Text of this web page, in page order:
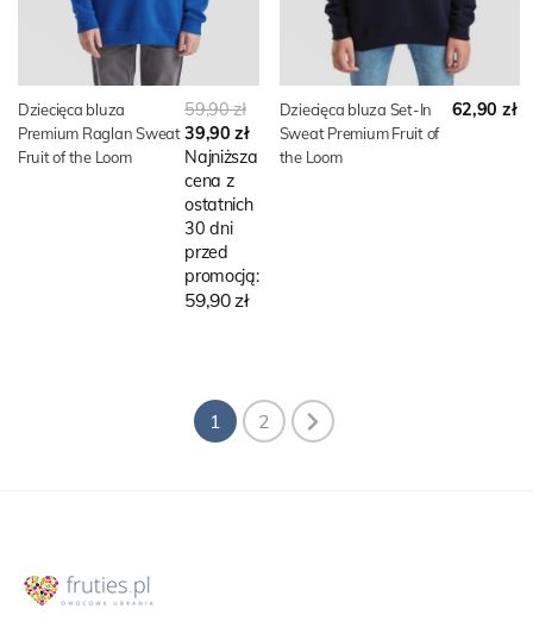
Dziecięca bluza
Premium Raglan Sweat
Fruit of the Loom
59,90 zł
39,90 zł
Najniższa
cena z
ostatnich
30 dni
przed
promocją:
59,90 zł
Dziecięca bluza Set-In
Sweat Premium Fruit of
the Loom
62,90 zł
1 2